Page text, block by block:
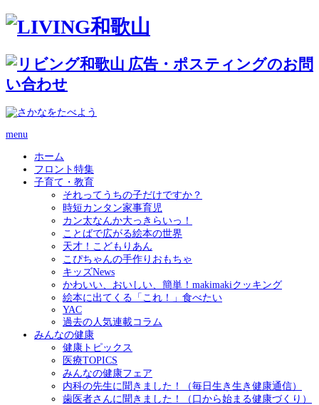
menu
ホーム
フロント特集
子育て・教育
それってうちの子だけですか？
時短カンタン家事育児
カン太なんか大っきらいっ！
ことばで広がる絵本の世界
天才！こどもりあん
こぴちゃんの手作りおもちゃ
キッズNews
かわいい、おいしい、簡単！makimakiクッキング
絵本に出てくる「これ！」食べたい
YAC
過去の人気連載コラム
みんなの健康
健康トピックス
医療TOPICS
みんなの健康フェア
内科の先生に聞きました！（毎日生き生き健康通信）
歯医者さんに聞きました！（口から始まる健康づくり）